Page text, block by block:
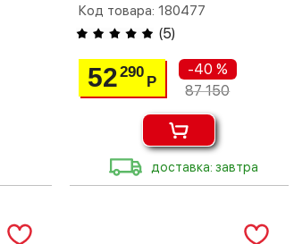
Код товара: 180477
(5)
52290
Р
-40 %
87 150
доставка: завтра